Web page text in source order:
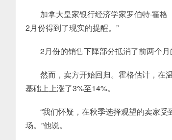
加拿大皇家银行经济学家罗伯特·霍
2月份得到了现实的提醒。”
2月份的销售下降部分抵消了前两个月
然而，卖方开始回归。霍格估计，在
基础上上涨了3%至14%。
“我们怀疑，在秋季选择观望的卖家
场。”他说。